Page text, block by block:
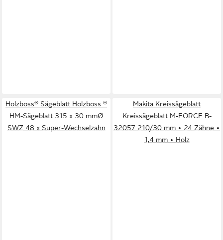
Holzboss® Sägeblatt Holzboss ®
HM-Sägeblatt 315 x 30 mmØ
SWZ 48 x Super-Wechselzahn
Makita Kreissägeblatt
Kreissägeblatt M-FORCE B-
32057 210/30 mm • 24 Zähne •
1,4 mm • Holz